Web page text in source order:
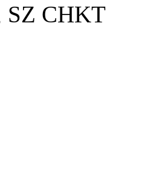
SZ CHKT